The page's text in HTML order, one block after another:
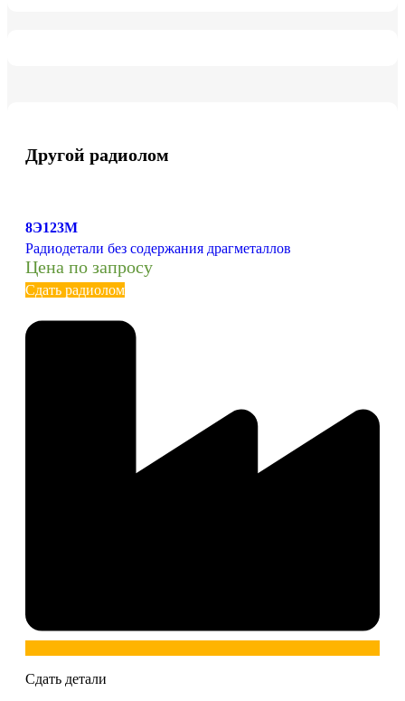
Другой радиолом
8Э123М
Радиодетали без содержания драгметаллов
Цена по запросу
Сдать радиолом
Сдать детали